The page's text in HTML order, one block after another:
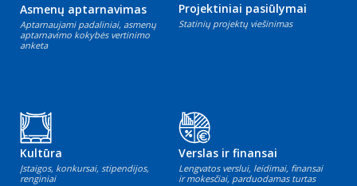
Asmenų aptarnavimas
Aptarnaujami padaliniai, asmenų
aptarnavimo kokybės vertinimo
anketa
Projektiniai pasiūlymai
Statinių projektų viešinimas
Kultūra
Įstaigos, konkursai, stipendijos,
renginiai
Verslas ir finansai
Lengvatos verslui, leidimai, finansai
ir mokesčiai, parduodamas turtas